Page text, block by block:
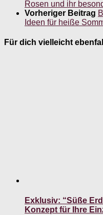
Rosen und ihr
Vorheriger Beitrag
Ideen für heiße
Für dich vielleicht
Exklusiv: “Süße
Konzept für Ihre